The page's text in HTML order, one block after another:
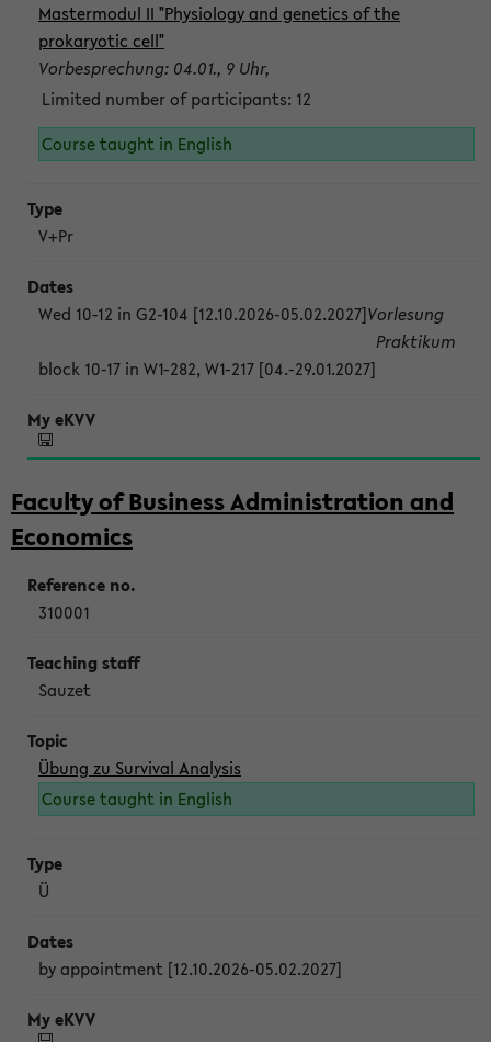
Mastermodul II "Physiology and genetics of the
prokaryotic cell"
Vorbesprechung: 04.01., 9 Uhr,
Limited number of participants: 12
Course taught in English
V+Pr
Wed 10-12 in G2-104 [12.10.2026-05.02.2027]Vorlesung
block 10-17 in W1-282, W1-217 [04.-29.01.2027]
Praktikum
Faculty of Business Administration and
Economics
310001
Sauzet
Übung zu Survival Analysis
Course taught in English
Ü
by appointment [12.10.2026-05.02.2027]